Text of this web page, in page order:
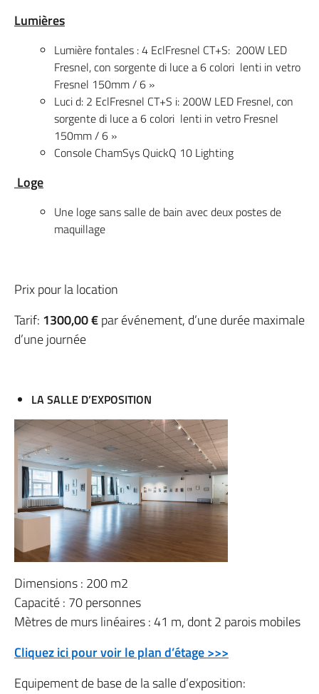
Lumières
Lumière fontales : 4 EclFresnel CT+S: 200W LED
Fresnel, con sorgente di luce a 6 colori lenti in vetro
Fresnel 150mm / 6 »
Luci d: 2 EclFresnel CT+S i: 200W LED Fresnel, con
sorgente di luce a 6 colori lenti in vetro Fresnel
150mm / 6 »
Console ChamSys QuickQ 10 Lighting
Loge
Une loge sans salle de bain avec deux postes de
maquillage
Prix pour la location
Tarif: 1300,00 €par événement, d’une durée maximale
d’une journée
LA SALLE D’EXPOSITION
Dimensions : 200 m2
Capacité : 70 personnes
Mètres de murs linéaires : 41 m, dont 2 parois mobiles
Cliquez ici pour voir le plan d’étage >>>
Equipement de base de la salle d’exposition: